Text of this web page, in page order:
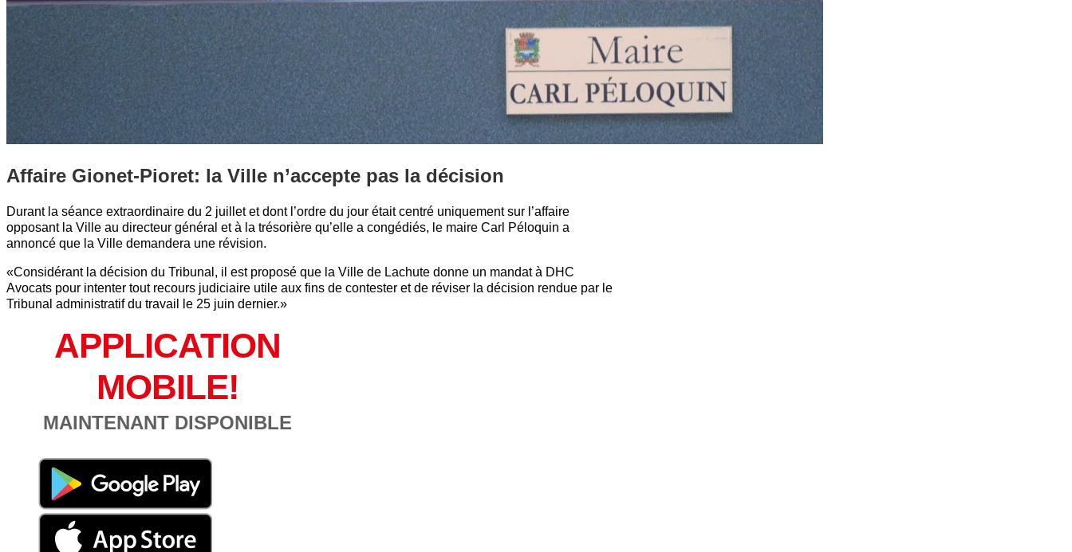
Affaire Gionet-Pioret: la Ville n’accepte pas la décision
Durant la séance extraordinaire du 2 juillet et dont l’ordre du jour était centré uniquement sur l’affaire
opposant la Ville au directeur général et à la trésorière qu’elle a congédiés, le maire Carl Péloquin a
annoncé que la Ville demandera une révision.
«Considérant la décision du Tribunal, il est proposé que la Ville de Lachute donne un mandat à DHC
Avocats pour intenter tout recours judiciaire utile aux fins de contester et de réviser la décision rendue par le
Tribunal administratif du travail le 25 juin dernier.»
APPLICATION
MOBILE!
MAINTENANT DISPONIBLE